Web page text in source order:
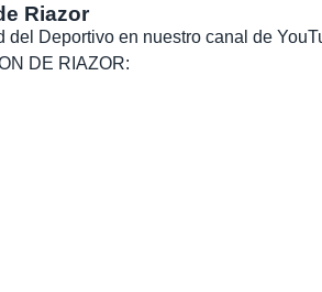
Riazor
Deportivo en nuestro canal de
DE RIAZOR: